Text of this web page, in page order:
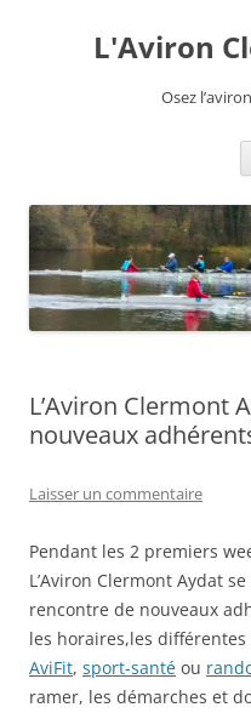
L'Aviron
Osez
L’Aviron Clermont
nouveaux
Laisser un commentaire
Pendant les 2 premiers
L’Aviron Clermont Aydat
rencontre de nouveaux
les horaires,les
AviFit, sport-santé ou
ramer, les démarches et